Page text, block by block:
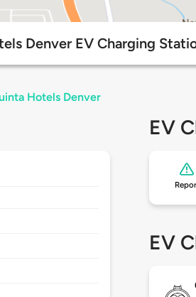
Denver EV Charging
Hotels Denver
EV
EV